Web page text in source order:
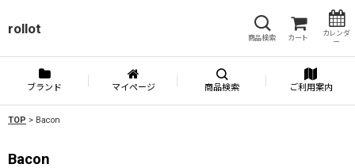
rollot
商品検索 カート
カレンダ
ー
ブランド マイページ 商品検索 ご利用案内
TOP > Bacon
Bacon